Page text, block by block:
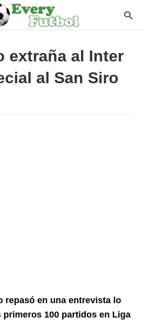
extraña al Inter
al San Siro
repasó en una entrevista lo
primeros 100 partidos en Liga